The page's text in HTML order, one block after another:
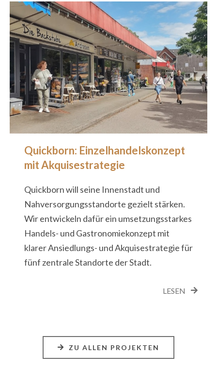
Quickborn: Einzelhandelskonzept
mit Akquisestrategie
Quickborn will seine Innenstadt und
Nahversorgungsstandorte gezielt stärken.
Wir entwickeln dafür ein umsetzungsstarkes
Handels- und Gastronomiekonzept mit
klarer Ansiedlungs- und Akquisestrategie für
fünf zentrale Standorte der Stadt.
LESEN
ZU ALLEN PROJEKTEN